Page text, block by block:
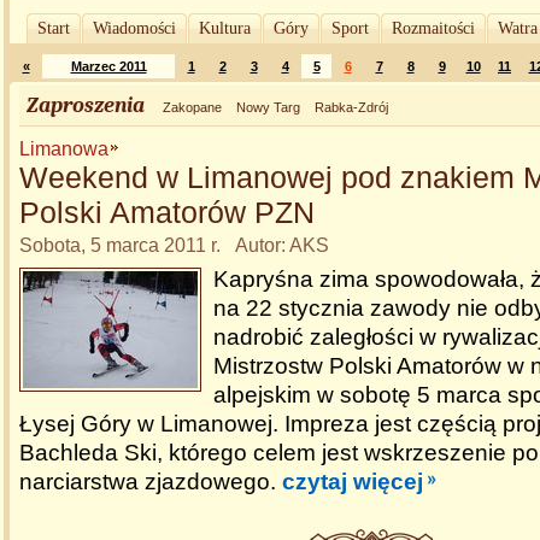
Start Wiadomości Kultura Góry Sport Rozmaitości
« Marzec 2011 1 2 3 4 5 6 7 8 9 10 11
Zaproszenia Zakopane Nowy Targ Rabka-Zdrój
Limanowa
Weekend w Limanowej pod znakiem
Polski Amatorów PZN
Sobota, 5 marca 2011 r. Autor: AKS
Kapryśna zima spowodowała,
na 22 stycznia zawody nie
nadrobić zaległości w
Mistrzostw Polski Amatorów w
alpejskim w sobotę 5 marca
Łysej Góry w Limanowej. Impreza jest częścią
Bachleda Ski, którego celem jest wskrzeszenie
narciarstwa zjazdowego. czytaj więcej